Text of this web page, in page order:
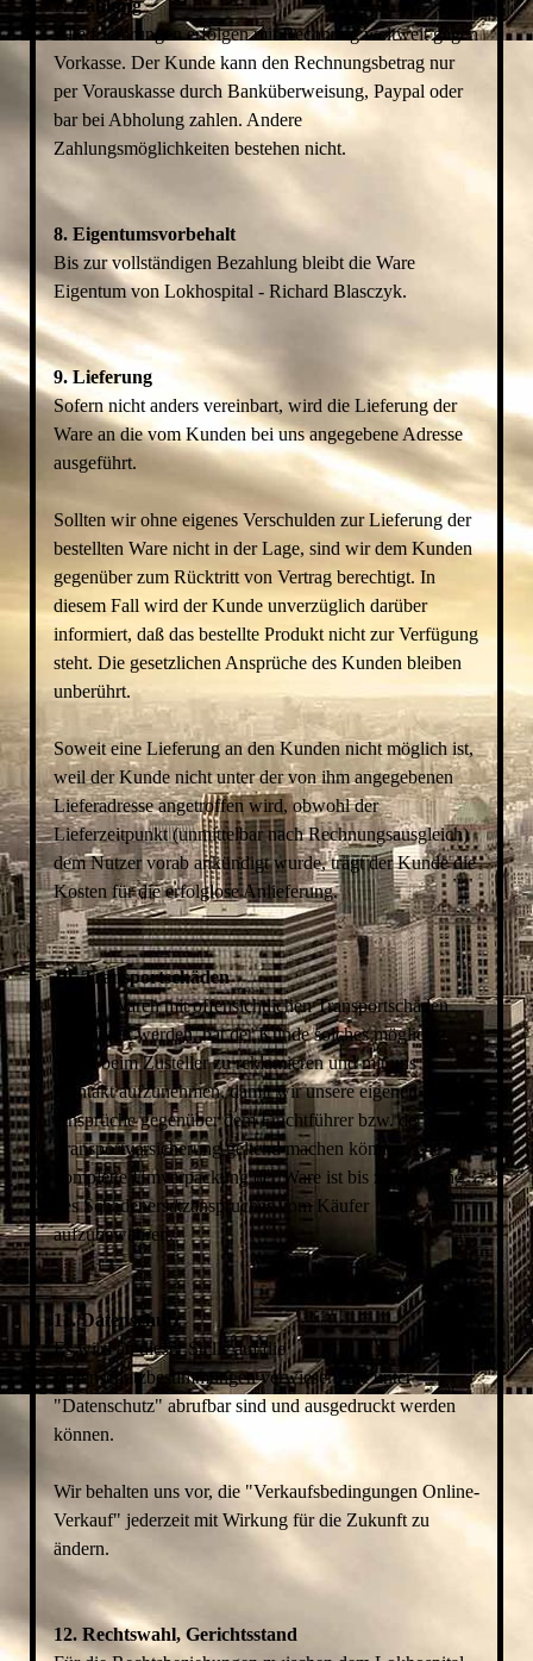
7. Zahlung
Alle Lieferungen erfolgen mit Rechnung weltweit gegen
Vorkasse. Der Kunde kann den Rechnungsbetrag nur
per Vorauskasse durch Banküberweisung, Paypal oder
bar bei Abholung zahlen. Andere
Zahlungsmöglichkeiten bestehen nicht.
8. Eigentumsvorbehalt
Bis zur vollständigen Bezahlung bleibt die Ware
Eigentum von Lokhospital - Richard Blasczyk.
9. Lieferung
Sofern nicht anders vereinbart, wird die Lieferung der
Ware an die vom Kunden bei uns angegebene Adresse
ausgeführt.
Sollten wir ohne eigenes Verschulden zur Lieferung der
bestellten Ware nicht in der Lage, sind wir dem Kunden
gegenüber zum Rücktritt von Vertrag berechtigt. In
diesem Fall wird der Kunde unverzüglich darüber
informiert, daß das bestellte Produkt nicht zur Verfügung
steht. Die gesetzlichen Ansprüche des Kunden bleiben
unberührt.
Soweit eine Lieferung an den Kunden nicht möglich ist,
weil der Kunde nicht unter der von ihm angegebenen
Lieferadresse angetroffen wird, obwohl der
Lieferzeitpunkt (unmittelbar nach Rechnungsausgleich)
dem Nutzer vorab ankündigt wurde, trägt der Kunde die
Kosten für die erfolglose Anlieferung.
10. Transportschäden
Sollten Waren mit offensichtlichen Transportschäden
angeliefert werden, hat der Kunde solches möglichst
sofort beim Zusteller zu reklamieren und mit uns
Kontakt aufzunehmen, damit wir unsere eigenen
Ansprüche gegenüber dem Frachtführer bzw. der
Transportversicherung geltend machen können. Die
komplette Umverpackung der Ware ist bis zur Klärung
des Schadenersatzanspruches vom Käufer
aufzubewahren.
11. Datenschutz
Es wird an dieser Stelle auf die
Datenschutzbestimmungen verwiesen, die unter
"Datenschutz" abrufbar sind und ausgedruckt werden
können.
Wir behalten uns vor, die "Verkaufsbedingungen Online-
Verkauf" jederzeit mit Wirkung für die Zukunft zu
ändern.
12. Rechtswahl, Gerichtsstand